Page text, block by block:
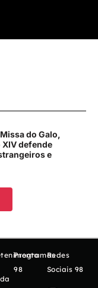
do Galo,
XIV defende
e
Programas
98
Redes
Sociais 98